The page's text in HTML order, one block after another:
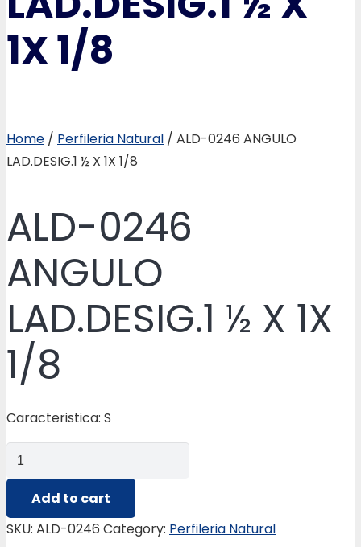
1X 1/8
Home / Perfileria Natural / ALD-0246 ANGULO
LAD.DESIG.1 ½ X 1X 1/8
ALD-0246
ANGULO
LAD.DESIG.1 ½ X 1X
1/8
Caracteristica: S
ALD-
0246
ANGULO
LAD.DESIG.1
Add to cart
SKU: ALD-0246 Category: Perfileria Natural